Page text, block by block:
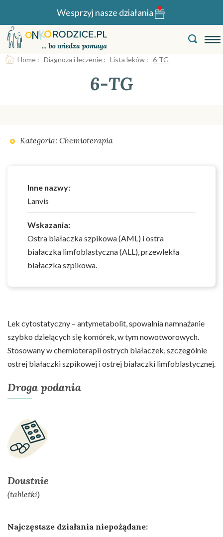
Wesprzyj nasze działania
Home : Diagnoza i leczenie : Lista leków : 6-TG
6-TG
Kategoria: Chemioterapia
Inne nazwy:
Lanvis
Wskazania:
Ostra białaczka szpikowa (AML) i ostra
białaczka limfoblastyczna (ALL), przewlekła
białaczka szpikowa.
Lek cytostatyczny – antymetabolit, spowalnia namnażanie
szybko dzielących się komórek, w tym nowotworowych.
Stosowany w chemioterapii ostrych białaczek, szczególnie
ostrej białaczki szpikowej i ostrej białaczki limfoblastycznej.
Droga podania
Doustnie
(tabletki)
Najczęstsze działania niepożądane: